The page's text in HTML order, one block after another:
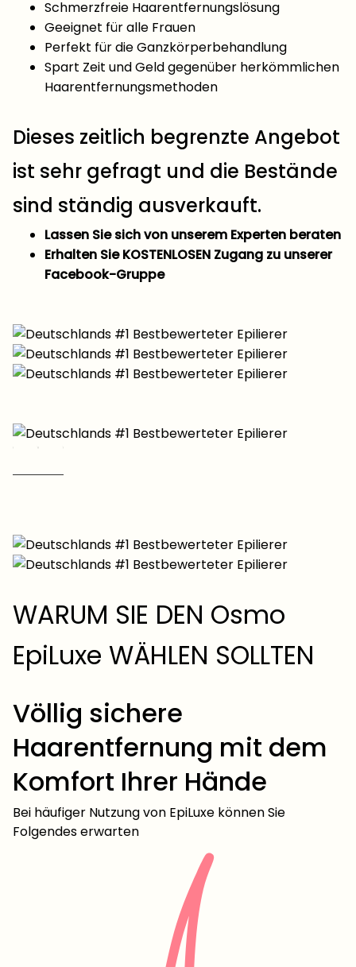
Schmerzfreie Haarentfernungslösung
Geeignet für alle Frauen
Perfekt für die Ganzkörperbehandlung
Spart Zeit und Geld gegenüber herkömmlichen
Haarentfernungsmethoden
Dieses zeitlich begrenzte Angebot
ist sehr gefragt und die Bestände
sind ständig ausverkauft.
Lassen Sie sich von unserem Experten beraten
Erhalten Sie KOSTENLOSEN Zugang zu unserer
Facebook-Gruppe
WARUM SIE DEN Osmo
EpiLuxe WÄHLEN SOLLTEN
Völlig sichere
Haarentfernung mit dem
Komfort Ihrer Hände
Bei häufiger Nutzung von EpiLuxe können Sie
Folgendes erwarten